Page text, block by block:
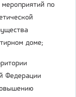
мероприятий по
доме;
Федерации